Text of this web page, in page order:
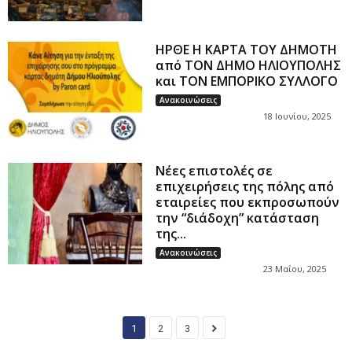
ΗΡΘΕ Η ΚΑΡΤΑ ΤΟΥ ΔΗΜΟΤΗ
από ΤΟΝ ΔΗΜΟ ΗΛΙΟΥΠΟΛΗΣ
και ΤΟΝ ΕΜΠΟΡΙΚΟ ΣΥΛΛΟΓΟ
Ανακοινώσεις
18 Ιουνίου, 2025
Νέες επιστολές σε
επιχειρήσεις της πόλης από
εταιρείες που εκπροσωπούν
την “διάδοχη” κατάσταση
της...
Ανακοινώσεις
23 Μαΐου, 2025
1 2 3